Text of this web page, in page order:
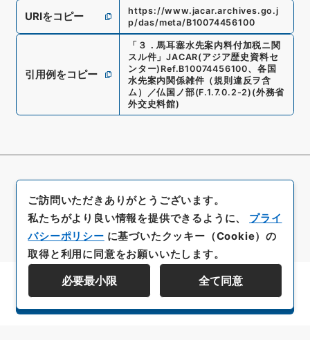
URIをコピー
https://www.jacar.archives.go.j
p/das/meta/B10074456100
引用例をコピー
「 ３．馬耳塞水先案内料付加税ニ関
スル件 」JACAR(アジア歴史資料セ
ンター) Ref.B10074456100、 各国
水先案内関係雑件（規則違反ヲ含
ム）／仏国ノ部(F.1.7.0.2-2) (外務省
外交史料館)
資料群階層を表示する
ご訪問いただきありがとうございます。
私たちがより良い情報を提供できるように、 プライ
バシーポリシー に基づいたクッキー（Cookie）の
取得と利用に同意をお願いいたします。
必要最小限 全て同意